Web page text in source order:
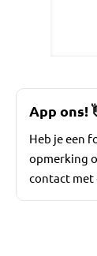
App ons!
Heb je een
opmerking
contact met